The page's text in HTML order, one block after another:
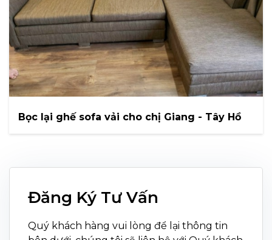
Bọc lại ghế sofa vải cho chị Giang - Tây Hồ
Đăng Ký Tư Vấn
Quý khách hàng vui lòng để lại thông tin